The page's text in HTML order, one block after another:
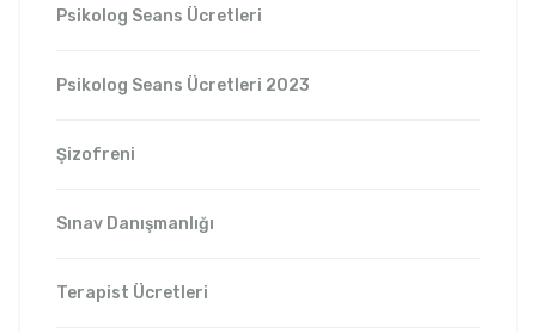
Psikolog Seans Ücretleri
Psikolog Seans Ücretleri 2023
Şizofreni
Sınav Danışmanlığı
Terapist Ücretleri